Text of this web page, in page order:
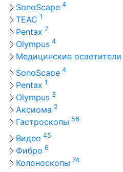
SonoScape 4
TEAC 1
Pentax 7
Olympus 4
Медицинские осветители
SonoScape 4
Pentax 1
Olympus 3
Аксиома 2
Гастроскопы 56
Видео 45
Фибро 6
Колоноскопы 74